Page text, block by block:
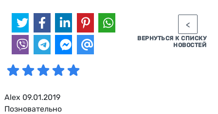
ВЕРНУТЬСЯ К СПИСКУ
НОВОСТЕЙ
Alex 09.01.2019
Позновательно